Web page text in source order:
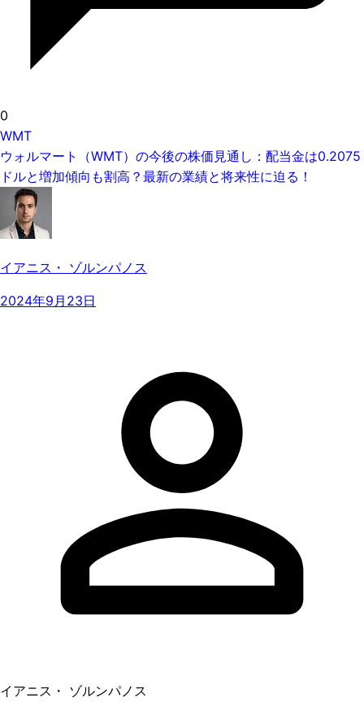
0
WMT
ウォルマート（WMT）の今後の株価見通し：配当金は0.2075
ドルと増加傾向も割高？最新の業績と将来性に迫る！
イアニス・ ゾルンパノス
2024年9月23日
イアニス・ ゾルンパノス